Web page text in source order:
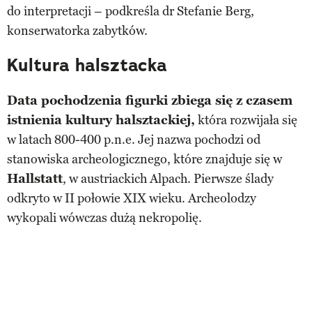
do interpretacji – podkreśla dr Stefanie Berg,
konserwatorka zabytków.
Kultura halsztacka
Data pochodzenia figurki zbiega się z czasem
istnienia kultury halsztackiej, która rozwijała się
w latach 800-400 p.n.e. Jej nazwa pochodzi od
stanowiska archeologicznego, które znajduje się w
Hallstatt, w austriackich Alpach. Pierwsze ślady
odkryto w II połowie XIX wieku. Archeolodzy
wykopali wówczas dużą nekropolię.